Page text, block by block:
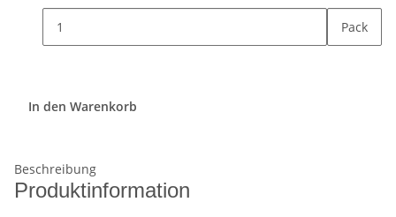
Pack
In den Warenkorb
Beschreibung
Produktinformation